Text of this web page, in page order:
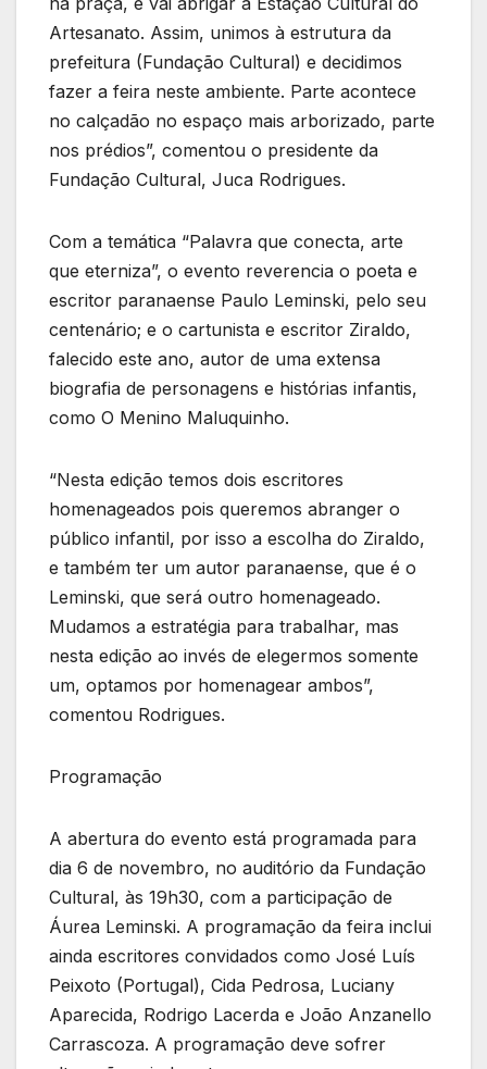
Artesanato. Assim, unimos à estrutura da
prefeitura (Fundação Cultural) e decidimos
fazer a feira neste ambiente. Parte acontece
no calçadão no espaço mais arborizado, parte
nos prédios”, comentou o presidente da
Fundação Cultural, Juca Rodrigues.
Com a temática “Palavra que conecta, arte
que eterniza”, o evento reverencia o poeta e
escritor paranaense Paulo Leminski, pelo seu
centenário; e o cartunista e escritor Ziraldo,
falecido este ano, autor de uma extensa
biografia de personagens e histórias infantis,
como O Menino Maluquinho.
“Nesta edição temos dois escritores
homenageados pois queremos abranger o
público infantil, por isso a escolha do Ziraldo,
e também ter um autor paranaense, que é o
Leminski, que será outro homenageado.
Mudamos a estratégia para trabalhar, mas
nesta edição ao invés de elegermos somente
um, optamos por homenagear ambos”,
comentou Rodrigues.
Programação
A abertura do evento está programada para
dia 6 de novembro, no auditório da Fundação
Cultural, às 19h30, com a participação de
Áurea Leminski. A programação da feira inclui
ainda escritores convidados como José Luís
Peixoto (Portugal), Cida Pedrosa, Luciany
Aparecida, Rodrigo Lacerda e João Anzanello
Carrascoza. A programação deve sofrer